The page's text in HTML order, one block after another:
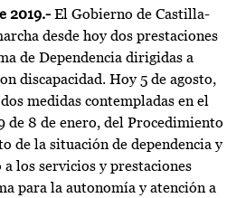
2019.- El Gobierno de Castilla-
desde hoy dos prestaciones
de Dependencia dirigidas a
discapacidad. Hoy 5 de agosto,
medidas contempladas en el
de 8 de enero, del Procedimiento
de la situación de dependencia y
a los servicios y prestaciones
para la autonomía y atención a